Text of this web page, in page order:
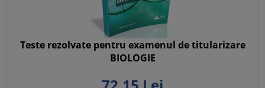
Teste rezolvate pentru examenul de titularizare
BIOLOGIE